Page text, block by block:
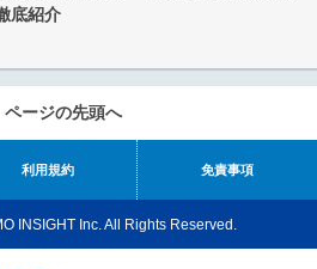
底紹介
ページの先頭へ
利用規約 免責事項
INSIGHT Inc. All Rights Reserved.